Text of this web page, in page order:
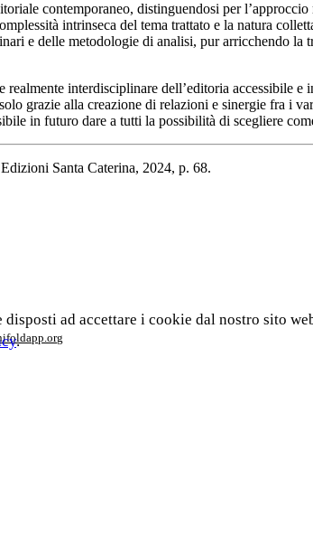
contemporaneo, distinguendosi per
intrinseca del tema trattato e la natura
e delle metodologie di analisi, pur arricchendo la
interdisciplinare dell’editoria accessibile
grazie alla creazione di relazioni e sinergie fra i
in futuro dare a tutti la possibilità di scegliere
Santa Caterina, 2024, p. 68.
ad accettare i cookie dal nostro sito
.